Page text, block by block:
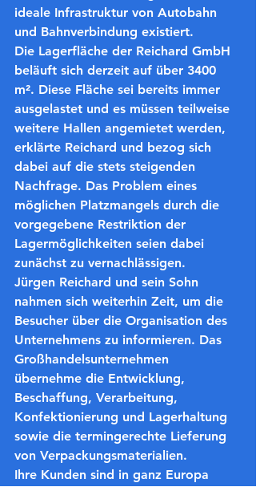
ideale Infrastruktur von Autobahn
und Bahnverbindung existiert.
Die Lagerfläche der Reichard GmbH
beläuft sich derzeit auf über 3400
m². Diese Fläche sei bereits immer
ausgelastet und es müssen teilweise
weitere Hallen angemietet werden,
erklärte Reichard und bezog sich
dabei auf die stets steigenden
Nachfrage. Das Problem eines
möglichen Platzmangels durch die
vorgegebene Restriktion der
Lagermöglichkeiten seien dabei
zunächst zu vernachlässigen.
Jürgen Reichard und sein Sohn
nahmen sich weiterhin Zeit, um die
Besucher über die Organisation des
Unternehmens zu informieren. Das
Großhandelsunternehmen
übernehme die Entwicklung,
Beschaffung, Verarbeitung,
Konfektionierung und Lagerhaltung
sowie die termingerechte Lieferung
von Verpackungsmaterialien.
Ihre Kunden sind in ganz Europa